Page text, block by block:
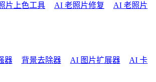
片上色工具 AI 老照片修复
AI 老照片
器 背景去除器 AI 图片扩展器
AI 卡